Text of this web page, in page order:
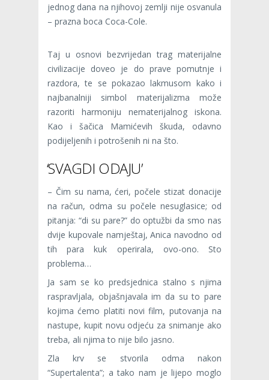
jednog dana na njihovoj zemlji nije osvanula
– prazna boca Coca-Cole.
Taj u osnovi bezvrijedan trag materijalne
civilizacije doveo je do prave pomutnje i
razdora, te se pokazao lakmusom kako i
najbanalniji simbol materijalizma može
razoriti harmoniju nematerijalnog iskona.
Kao i šačica Mamićevih škuda, odavno
podijeljenih i potrošenih ni na što.
‘SVAGDI ODAJU’
– Čim su nama, ćeri, počele stizat donacije
na račun, odma su počele nesuglasice; od
pitanja: “di su pare?” do optužbi da smo nas
dvije kupovale namještaj, Anica navodno od
tih para kuk operirala, ovo-ono. Sto
problema…
Ja sam se ko predsjednica stalno s njima
raspravljala, objašnjavala im da su to pare
kojima ćemo platiti novi film, putovanja na
nastupe, kupit novu odjeću za snimanje ako
treba, ali njima to nije bilo jasno.
Zla krv se stvorila odma nakon
“Supertalenta”; a tako nam je lijepo moglo